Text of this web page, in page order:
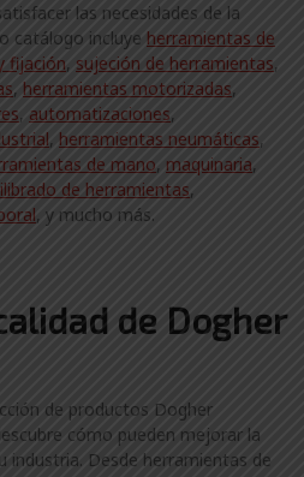
las necesidades de la
catálogo incluye herramientas de
fijación, sujeción de herramientas,
, herramientas motorizadas,
, automatizaciones,
, herramientas neumáticas,
de mano, maquinaria,
de herramientas,
, y mucho más.
de Dogher
de productos Dogher
cómo pueden mejorar la
industria. Desde herramientas de